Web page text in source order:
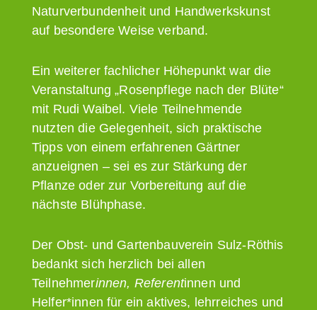
Naturverbundenheit und Handwerkskunst
auf besondere Weise verband.
Ein weiterer fachlicher Höhepunkt war die
Veranstaltung „Rosenpflege nach der Blüte“
mit Rudi Waibel. Viele Teilnehmende
nutzten die Gelegenheit, sich praktische
Tipps von einem erfahrenen Gärtner
anzueignen – sei es zur Stärkung der
Pflanze oder zur Vorbereitung auf die
nächste Blühphase.
Der Obst- und Gartenbauverein Sulz-Röthis
bedankt sich herzlich bei allen
Teilnehmerinnen, Referentinnen und
Helfer*innen für ein aktives, lehrreiches und